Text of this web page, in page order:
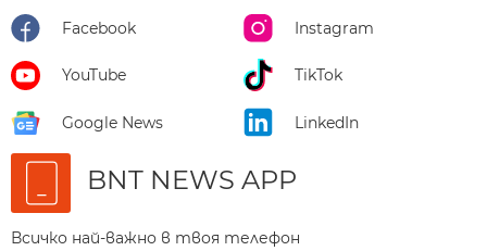
Facebook Instagram
YouTube TikTok
Google News LinkedIn
BNT NEWS APP
Всичко най-важно в твоя телефон